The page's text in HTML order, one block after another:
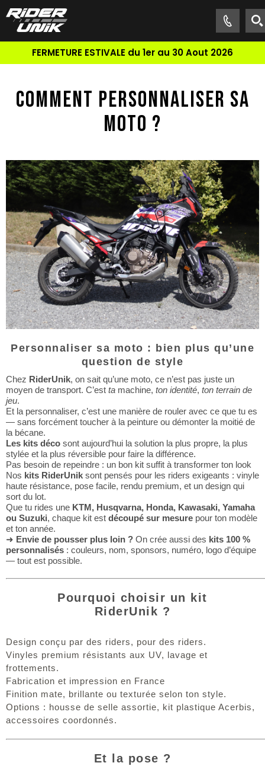
FERMETURE ESTIVALE du 1er au 30 Aout 2026
COMMENT PERSONNALISER SA
MOTO ?
Personnaliser sa moto : bien plus qu’une
question de style
Chez RiderUnik, on sait qu’une moto, ce n’est pas juste un
moyen de transport. C’est ta machine, ton identité, ton terrain de
jeu.
Et la personnaliser, c’est une manière de rouler avec ce que tu es
— sans forcément toucher à la peinture ou démonter la moitié de
la bécane.
Les kits déco sont aujourd’hui la solution la plus propre, la plus
stylée et la plus réversible pour faire la différence.
Pas besoin de repeindre : un bon kit suffit à transformer ton look
Nos kits RiderUnik sont pensés pour les riders exigeants : vinyle
haute résistance, pose facile, rendu premium, et un design qui
sort du lot.
Que tu rides une KTM, Husqvarna, Honda, Kawasaki, Yamaha
ou Suzuki, chaque kit est découpé sur mesure pour ton modèle
et ton année.
➜ Envie de pousser plus loin ? On crée aussi des kits 100 %
personnalisés : couleurs, nom, sponsors, numéro, logo d’équipe
— tout est possible.
Pourquoi choisir un kit
RiderUnik ?
Design conçu par des riders, pour des riders.
Vinyles premium résistants aux UV, lavage et
frottements.
Fabrication et impression en France
Finition mate, brillante ou texturée selon ton style.
Options : housse de selle assortie, kit plastique Acerbis,
accessoires coordonnés.
Et la pose ?